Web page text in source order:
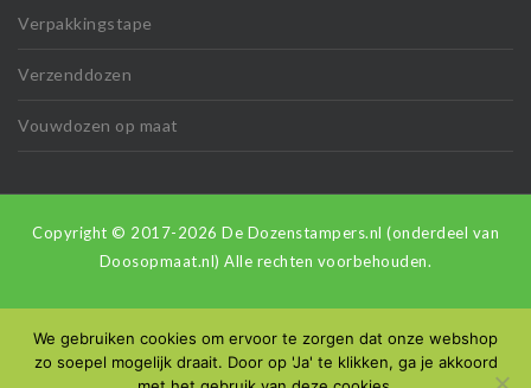
Verpakkingstape
Verzenddozen
Vouwdozen op maat
Copyright © 2017-2026 De Dozenstampers.nl (onderdeel van
Doosopmaat.nl) Alle rechten voorbehouden.
We gebruiken cookies om ervoor te zorgen dat onze webshop
zo soepel mogelijk draait. Door op 'Ja' te klikken, ga je akkoord